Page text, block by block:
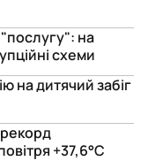
"послугу": на
схеми
на дитячий забіг
рекорд
+37,6°С